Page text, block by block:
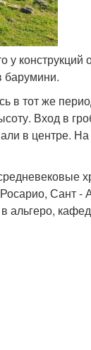
конструкций
барумини.
в тот же
Вход в
в центре. На
Сант -
альгеро,